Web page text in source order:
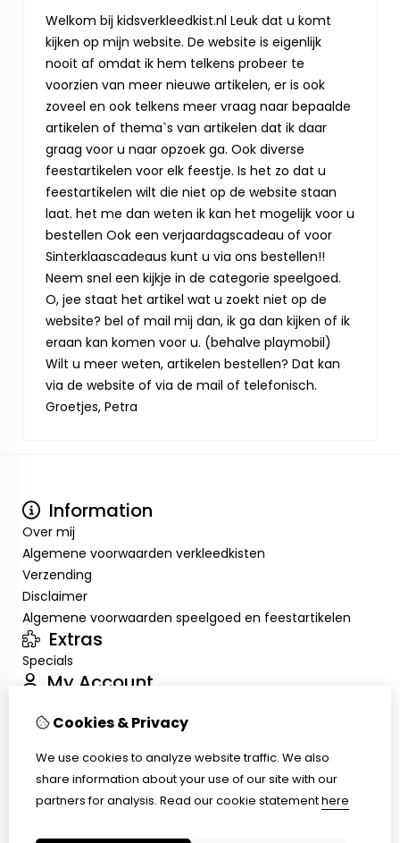
Welkom bij kidsverkleedkist.nl Leuk dat u komt
kijken op mijn website. De website is eigenlijk
nooit af omdat ik hem telkens probeer te
voorzien van meer nieuwe artikelen, er is ook
zoveel en ook telkens meer vraag naar bepaalde
artikelen of thema`s van artikelen dat ik daar
graag voor u naar opzoek ga. Ook diverse
feestartikelen voor elk feestje. Is het zo dat u
feestartikelen wilt die niet op de website staan
laat. het me dan weten ik kan het mogelijk voor u
bestellen Ook een verjaardagscadeau of voor
Sinterklaascadeaus kunt u via ons bestellen!!
Neem snel een kijkje in de categorie speelgoed.
O, jee staat het artikel wat u zoekt niet op de
website? bel of mail mij dan, ik ga dan kijken of ik
eraan kan komen voor u. (behalve playmobil)
Wilt u meer weten, artikelen bestellen? Dat kan
via de website of via de mail of telefonisch.
Groetjes, Petra
Information
Over mij
Algemene voorwaarden verkleedkisten
Verzending
Disclaimer
Algemene voorwaarden speelgoed en feestartikelen
Extras
Specials
My Account
Order History
Customer Service
Returns
Cookies & Privacy
We use cookies to analyze website traffic. We also
share information about your use of our site with our
partners for analysis. Read our cookie statementhere